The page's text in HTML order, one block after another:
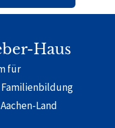
Haus
für
Familienbildung
Land